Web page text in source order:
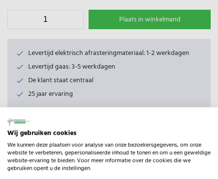
Plaats in winkelmand
Levertijd elektrisch afrasteringmateriaal: 1-2 werkdagen
Levertijd gaas: 3-5 werkdagen
De klant staat centraal
25 jaar ervaring
Productomschrijving
Kabelset om een schrikdraadapparaat te verbinden met de
afrastering en de aarding. Geschikt voor de modellen B40,
B50, BX50, B80, B180, B280, B100, B200, B300, S220, S230,
S20 en S50.;;
Wij gebruiken cookies
We kunnen deze plaatsen voor analyse van onze bezoekersgegevens, om onze
website te verbeteren, gepersonaliseerde inhoud te tonen en om u een geweldige
website-ervaring te bieden. Voor meer informatie over de cookies die we
gebruiken opent u de instellingen.